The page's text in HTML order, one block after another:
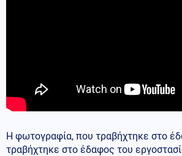
Η φωτογραφία, που τραβήχτηκε στο
τραβήχτηκε στο έδαφος του